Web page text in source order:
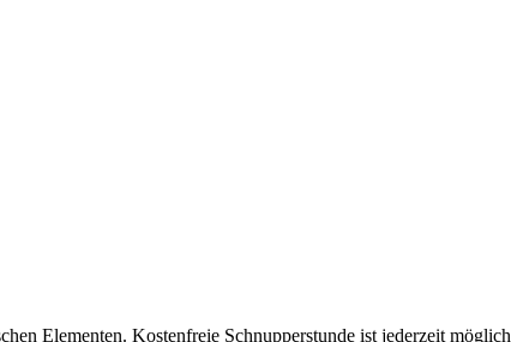
Elementen. Kostenfreie Schnupperstunde ist jederzeit möglich